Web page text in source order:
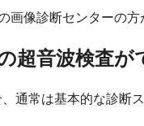
像診断センターの
超音波検査が
通常は基本的な診